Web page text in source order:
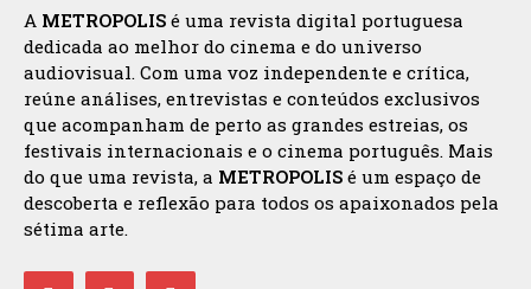
A METROPOLIS é uma revista digital portuguesa
dedicada ao melhor do cinema e do universo
audiovisual. Com uma voz independente e crítica,
reúne análises, entrevistas e conteúdos exclusivos
que acompanham de perto as grandes estreias, os
festivais internacionais e o cinema português. Mais
do que uma revista, a METROPOLIS é um espaço de
descoberta e reflexão para todos os apaixonados pela
sétima arte.